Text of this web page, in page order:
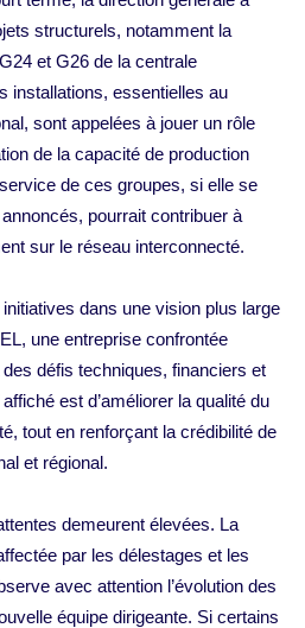
structurels, notamment la
et G26 de la centrale
installations, essentielles au
sont appelées à jouer un rôle
de la capacité de production
de ces groupes, si elle se
pourrait contribuer à
sur le réseau interconnecté.
dans une vision plus large
une entreprise confrontée
défis techniques, financiers et
est d’améliorer la qualité du
tout en renforçant la crédibilité de
et régional.
demeurent élevées. La
par les délestages et les
avec attention l’évolution des
équipe dirigeante. Si certains